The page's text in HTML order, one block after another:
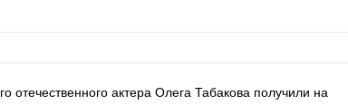
отечественного актера Олега Табакова получили на